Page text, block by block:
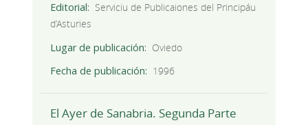
Editorial
Serviciu de Publicaiones del Principáu
d’Asturies
Lugar de publicación
Oviedo
Fecha de publicación
1996
El Ayer de Sanabria. Segunda Parte